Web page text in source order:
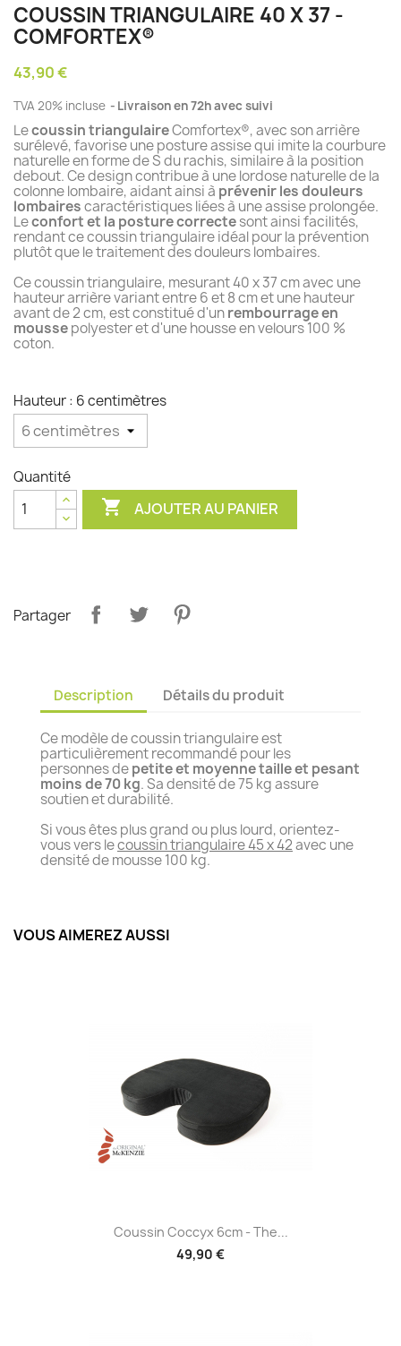
COUSSIN TRIANGULAIRE 40 X 37 -
COMFORTEX®
43,90 €
TVA 20% incluse Livraison en 72h avec suivi
Lecoussin triangulaireComfortex®, avec son arrière
surélevé, favorise une posture assise qui imite la courbure
naturelle en forme de S du rachis, similaire à la position
debout. Ce design contribue à une lordose naturelle de la
colonne lombaire, aidant ainsi à prévenir les douleurs
lombairescaractéristiques liées à une assise prolongée.
Leconfort et la posture correctesont ainsi facilités,
rendant ce coussin triangulaire idéal pour la prévention
plutôt que le traitement des douleurs lombaires.
Ce coussin triangulaire, mesurant 40 x 37 cm avec une
hauteur arrière variant entre 6 et 8 cm et une hauteur
avant de 2 cm, est constitué d'unrembourrage en
moussepolyester et d'une housse en velours 100 %
coton.
Hauteur : 6 centimètres
Quantité
 AJOUTER AU PANIER
Partager
Description Détails du produit
Ce modèle de coussin triangulaire est
particulièrement recommandé pour les
personnes depetite et moyenne taille et pesant
moins de 70 kg. Sa densité de 75 kg assure
soutien et durabilité.
Si vous êtes plus grand ou plus lourd, orientez-
vous vers lecoussin triangulaire 45 x 42avec une
densité de mousse 100 kg.
VOUS AIMEREZ AUSSI
Coussin Coccyx 6cm - The...
49,90 €